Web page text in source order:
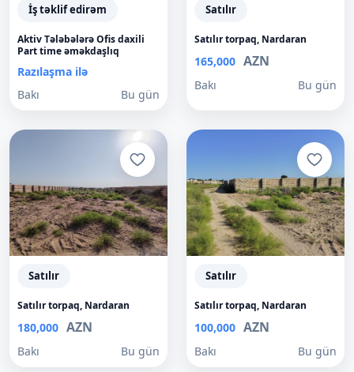
İş təklif edirəm
Aktiv Tələbələrə Ofis daxili
Part time əməkdaşlıq
Razılaşma ilə
Bakı
Bu gün
Satılır
Satılır torpaq, Nardaran
165,000 AZN
Bakı Bu gün
Satılır
Satılır torpaq, Nardaran
180,000 AZN
Bakı Bu gün
Satılır
Satılır torpaq, Nardaran
100,000 AZN
Bakı Bu gün